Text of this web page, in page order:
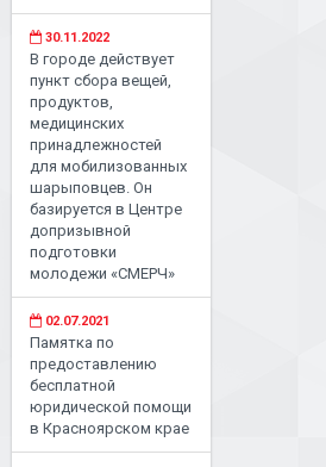
30.11.2022
В городе действует
пункт сбора вещей,
продуктов,
медицинских
принадлежностей
для мобилизованных
шарыповцев. Он
базируется в Центре
допризывной
подготовки
молодежи «СМЕРЧ»
02.07.2021
Памятка по
предоставлению
бесплатной
юридической помощи
в Красноярском крае